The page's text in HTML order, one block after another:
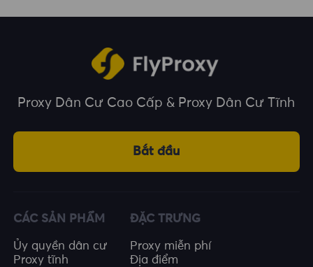
Proxy Dân Cư Cao Cấp & Proxy Dân Cư Tĩnh
Bắt đầu
CÁC SẢN PHẨM
Ủy quyền dân cư
Proxy tĩnh
ĐẶC TRƯNG
Proxy miễn phí
Địa điểm